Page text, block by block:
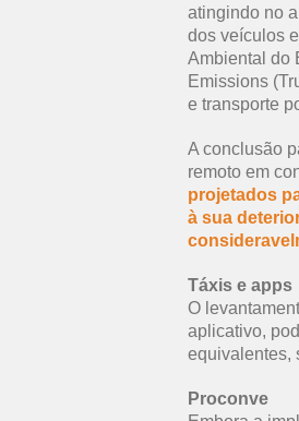
atingindo no
dos veículos
Ambiental do
Emissions
e transporte
A conclusão
remoto em
projetados
à sua
Táxis e apps
O
aplicativo,
equivalentes,
Proconve